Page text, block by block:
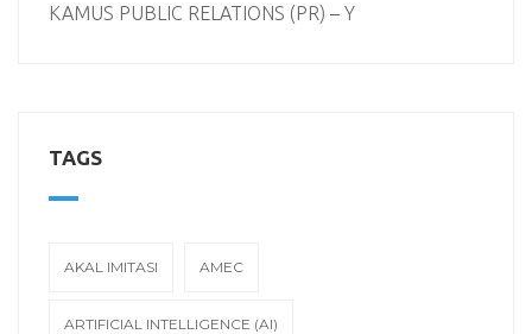
KAMUS PUBLIC RELATIONS (PR) – Y
TAGS
AKAL IMITASI AMEC
ARTIFICIAL INTELLIGENCE (AI)